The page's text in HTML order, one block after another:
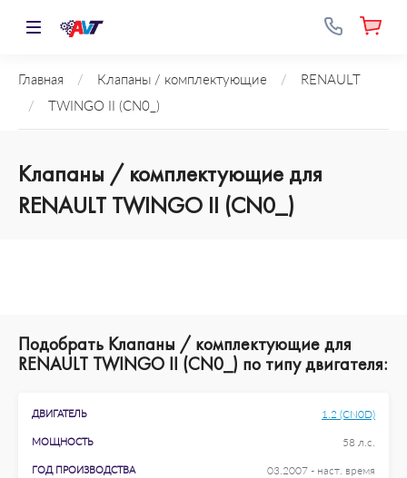
Главная / Клапаны / комплектующие /
RENAULT
/
TWINGO II (CN0_)
Клапаны / комплектующие для
RENAULT TWINGO II (CN0_)
Подобрать Клапаны / комплектующие для
RENAULT TWINGO II (CN0_) по типу двигателя:
ДВИГАТЕЛЬ 1.2 (CN0D)
МОЩНОСТЬ 58 л.с.
ГОД ПРОИЗВОДСТВА 03.2007 - наст. время